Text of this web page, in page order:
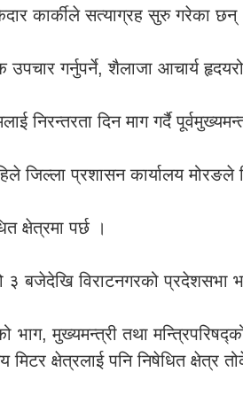
कार्कीले सत्याग्रह सुरु गरेका
गर्नुपर्ने, शैलाजा आचार्य
निरन्तरता दिन माग गर्दै
जिल्ला प्रशासन कार्यालय मोरङले
क्षेत्रमा पर्छ ।
३ बजेदेखि विराटनगरको
भाग, मुख्यमन्त्री तथा
क्षेत्रलाई पनि निषेधित क्षेत्र